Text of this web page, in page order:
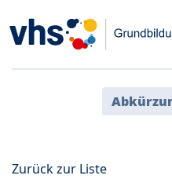
Zurück zur Liste